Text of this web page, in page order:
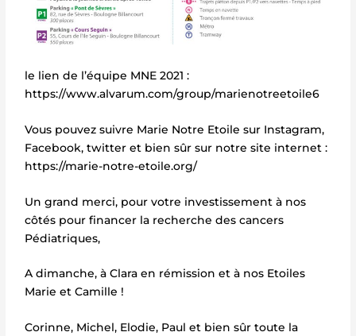
le lien de l’équipe MNE 2021 :
https://www.alvarum.com/group/marienotreetoile6
Vous pouvez suivre Marie Notre Etoile sur Instagram,
Facebook, twitter et bien sûr sur notre site internet :
https://marie-notre-etoile.org/
Un grand merci, pour votre investissement à nos
côtés pour financer la recherche des cancers
Pédiatriques,
A dimanche, à Clara en rémission et à nos Etoiles
Marie et Camille !
Corinne, Michel, Elodie, Paul et bien sûr toute la